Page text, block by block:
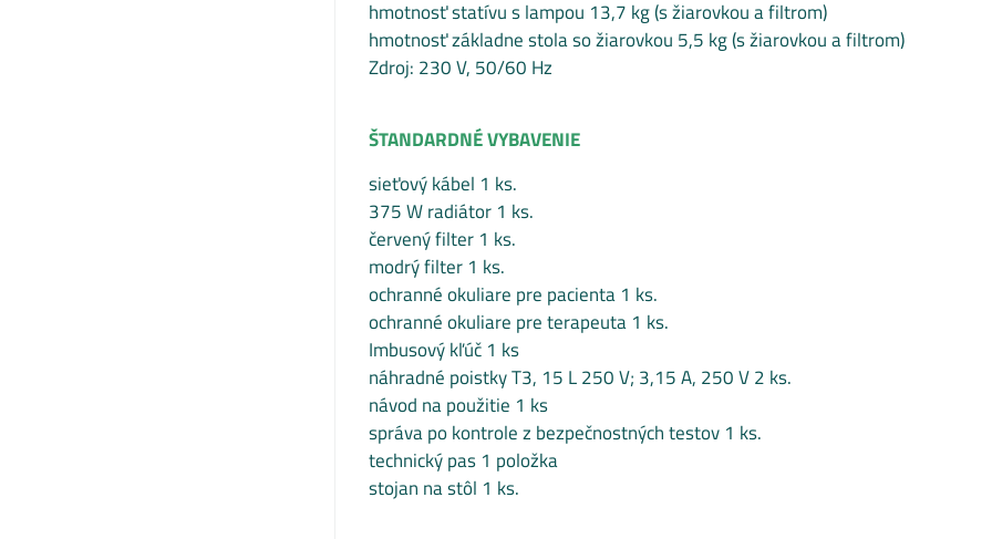
hmotnosť statívu s lampou 13,7 kg (s žiarovkou a filtrom)
hmotnosť základne stola so žiarovkou 5,5 kg (s žiarovkou a filtrom)
Zdroj: 230 V, 50/60 Hz
ŠTANDARDNÉ VYBAVENIE
sieťový kábel 1 ks.
375 W radiátor 1 ks.
červený filter 1 ks.
modrý filter 1 ks.
ochranné okuliare pre pacienta 1 ks.
ochranné okuliare pre terapeuta 1 ks.
Imbusový kľúč 1 ks
náhradné poistky T3, 15 L 250 V; 3,15 A, 250 V 2 ks.
návod na použitie 1 ks
správa po kontrole z bezpečnostných testov 1 ks.
technický pas 1 položka
stojan na stôl 1 ks.